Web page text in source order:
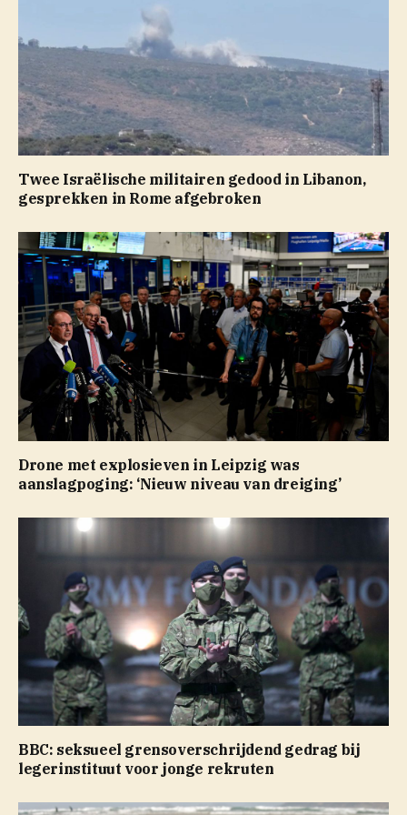
Twee Israëlische militairen gedood in Libanon,
gesprekken in Rome afgebroken
Drone met explosieven in Leipzig was
aanslagpoging: ‘Nieuw niveau van dreiging’
BBC: seksueel grensoverschrijdend gedrag bij
legerinstituut voor jonge rekruten